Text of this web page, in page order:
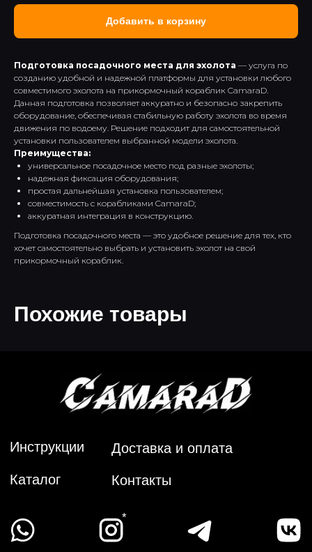
Добавить в корзину
Подготовка посадочного места для эхолота — услуга по
созданию удобной и надежной платформы для установки любого
совместимого эхолота на прикормочный кораблик CamaraD.
Данная подготовка позволяет аккуратно и безопасно закрепить
оборудование, обеспечивая стабильную работу эхолота во время
движения по водоему. Решение подходит для самостоятельной
установки пользователем выбранной модели эхолота.
Преимущества:
универсальное посадочное место под разные эхолоты;
надежная фиксация оборудования;
простая дальнейшая установка пользователем;
совместимость с корабликами CamaraD;
аккуратная интеграция в конструкцию.
Подготовка посадочного места — это удобное решение для тех, кто
хочет самостоятельно выбрать и установить эхолот на свой
прикормочный кораблик.
Похожие товары
Инструкции
Каталог
Доставка и оплата
Контакты
Политика конфиденциальности
*